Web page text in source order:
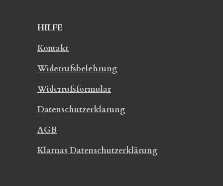
HILFE
Kontakt
Widerrufsbelehrung
Widerrufsformular
Datenschutzerklarung
AGB
Klarnas Datenschutzerklärung